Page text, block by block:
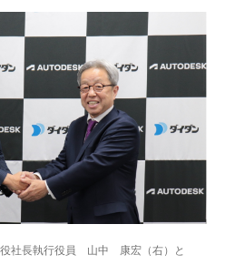
社長執行役員 山中 康宏（右）と